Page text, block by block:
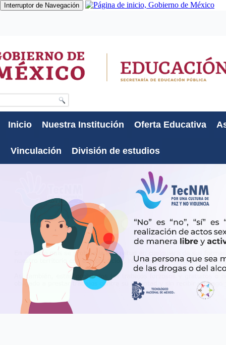
Interruptor de Navegación
Inicio Nuestra Institución Oferta Educativa
Vinculación División de estudios